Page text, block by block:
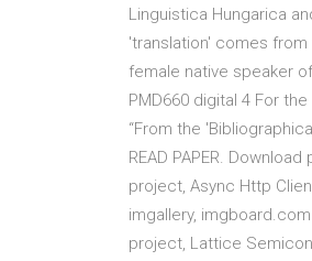
Linguistica Hungarica
'translation' comes
female native speaker
PMD660 digital 4 For
“From the
READ PAPER.
project, Async Http
imgallery,
project, Lattice